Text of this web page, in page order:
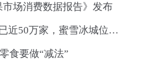
市场消费数据报告》发布
2022年新茶饮门店数已近50万家，蜜雪冰城位居第一、古茗第二
食要做“减法”